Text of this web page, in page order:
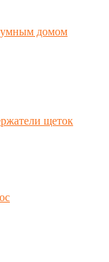
умным домом
щеток